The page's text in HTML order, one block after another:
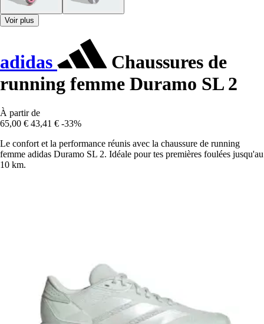
Voir plus
adidas
Chaussures de
running femme Duramo SL 2
À partir de
65,00 € 43,41 € -33%
Le confort et la performance réunis avec la chaussure de running
femme adidas Duramo SL 2. Idéale pour tes premières foulées jusqu'au
10 km.